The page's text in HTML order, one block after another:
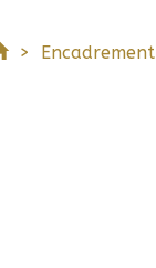
AccueilEncadrement